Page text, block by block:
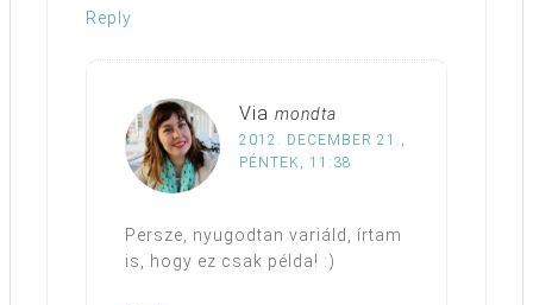
Reply
Via mondta
2012. DECEMBER 21.,
PÉNTEK, 11:38
Persze, nyugodtan variáld, írtam
is, hogy ez csak példa! :)